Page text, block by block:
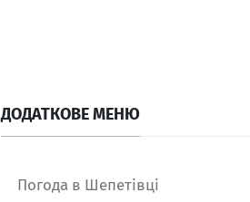
ДОДАТКОВЕ МЕНЮ
Погода в Шепетівці